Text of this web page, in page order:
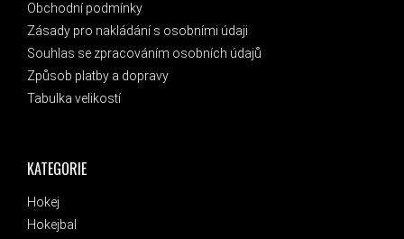
KATEGORIE
Hokej
Hokejbal
Obchodní podmínky
Zásady pro nakládání s osobními údaji
Souhlas se zpracováním osobních údajů
Způsob platby a dopravy
Tabulka velikostí